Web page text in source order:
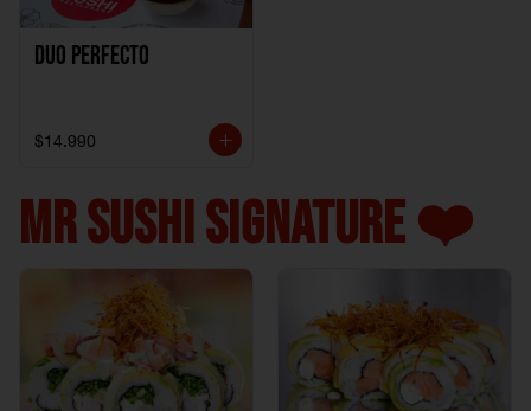
Duo perfecto
$14.990
MR SUSHI SIGNATURE ❤️